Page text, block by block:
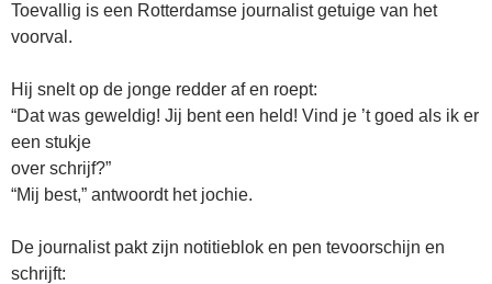
Toevallig is een Rotterdamse journalist getuige van het
voorval.
Hij snelt op de jonge redder af en roept:
“Dat was geweldig! Jij bent een held! Vind je ’t goed als ik er
een stukje
over schrijf?”
“Mij best,” antwoordt het jochie.
De journalist pakt zijn notitieblok en pen tevoorschijn en
schrijft: